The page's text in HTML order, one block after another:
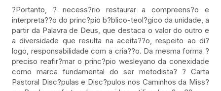
?Portanto, ? necess?rio restaurar a compreens?o e
interpreta??o do princ?pio b?blico-teol?gico da unidade, a
partir da Palavra de Deus, que destaca o valor do outro e
a diversidade que resulta na aceita??o, respeito ao di?
logo, responsabilidade com a cria??o. Da mesma forma ?
preciso reafir?mar o princ?pio wesleyano da conexidade
como marca fundamental do ser metodista? ? Carta
Pastoral Disc?pulas e Disc?pulos nos Caminhos da Miss?